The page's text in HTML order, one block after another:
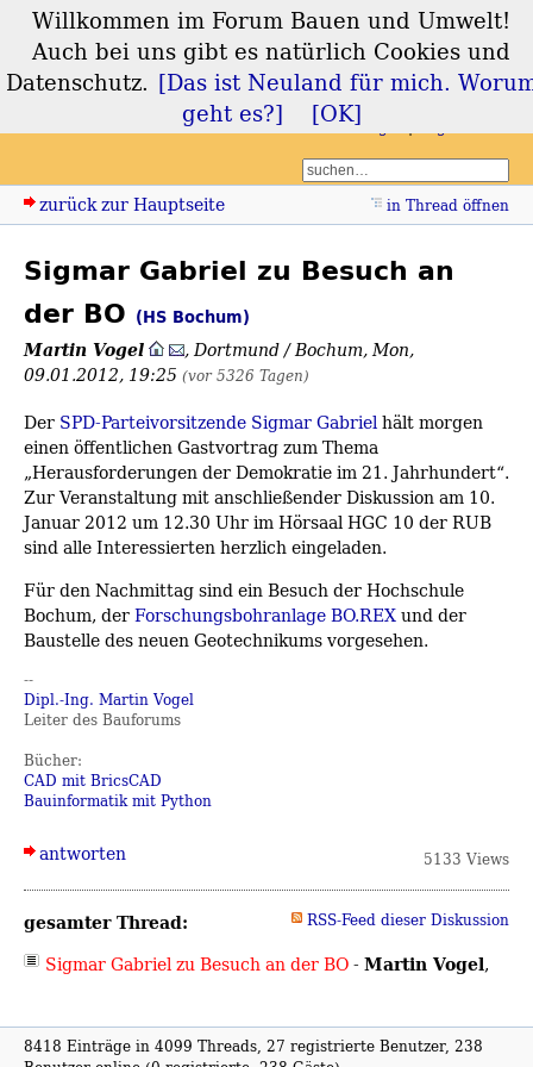
Forum Bauen und
Umwelt
zurück zur Hauptseite in Thread öffnen
Sigmar Gabriel zu Besuch an
der BO (HS Bochum)
Martin Vogel ,Dortmund / Bochum,Mon,
09.01.2012, 19:25 (vor 5326 Tagen)
Der SPD-Parteivorsitzende Sigmar Gabrielhält morgen
einen öffentlichen Gastvortrag zum Thema
„Herausforderungen der Demokratie im 21. Jahrhundert“.
Zur Veranstaltung mit anschließender Diskussion am 10.
Januar 2012 um 12.30 Uhr im Hörsaal HGC 10 der RUB
sind alle Interessierten herzlich eingeladen.
Für den Nachmittag sind ein Besuch der Hochschule
Bochum, derForschungsbohranlage BO.REXund der
Baustelle des neuen Geotechnikums vorgesehen.
--
Dipl.-Ing. Martin Vogel
Leiter des Bauforums
Bücher:
CAD mit BricsCAD
Bauinformatik mit Python
antworten 5133 Views
gesamter Thread: RSS-Feed dieser Diskussion
Sigmar Gabriel zu Besuch an der BO- Martin Vogel,
8418 Einträge in 4099 Threads, 27 registrierte Benutzer, 238
Willkommen im Forum Bauen und Umwelt!
Auch bei uns gibt es natürlich Cookies und
Datenschutz. [Das ist Neuland für mich.
geht es?]
[OK]